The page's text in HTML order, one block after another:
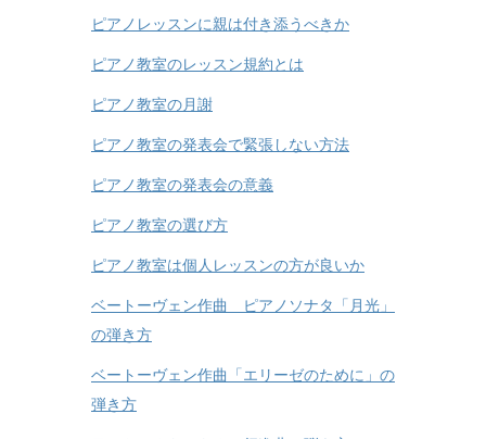
ピアノレッスンに親は付き添うべきか
ピアノ教室のレッスン規約とは
ピアノ教室の月謝
ピアノ教室の発表会で緊張しない方法
ピアノ教室の発表会の意義
ピアノ教室の選び方
ピアノ教室は個人レッスンの方が良いか
ベートーヴェン作曲 ピアノソナタ「月光」
の弾き方
ベートーヴェン作曲「エリーゼのために」の
弾き方